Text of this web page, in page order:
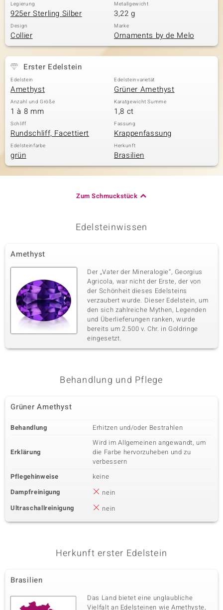
Legierung
925er Sterling Silber
Metallgewicht
3,22 g
Design
Collier
Marke
Ornaments by de Melo
Erster Edelstein
Edelstein
Amethyst
Edelsteinvarietät
Grüner Amethyst
Anzahl und Größe
1 à 8 mm
Karatgewicht Summe
1,8 ct
Schliff
Rundschliff, Facettiert
Fassung
Krappenfassung
Edelsteinfarbe
grün
Herkunft
Brasilien
Zum Schmuckstück
Edelsteinwissen
Amethyst
Der „Vater der Mineralogie“, Georgius
Agricola, war nicht der Erste, der von
der Schönheit dieses Edelsteins
verzaubert wurde. Dieser Edelstein, um
den sich zahlreiche Mythen, Legenden
und Überlieferungen ranken, wurde
bereits um 2.500 v. Chr. in Goldringe
eingesetzt.
Behandlung und Pflege
Grüner Amethyst
Behandlung Erhitzen und/oder Bestrahlen
Erklärung
Wird im Allgemeinen angewandt, um
die Farbe hervorzuheben und zu
verbessern
Pflegehinweise
keine
Dampfreinigung
nein
Ultraschallreinigung
nein
Herkunft erster Edelstein
Brasilien
Das Land bietet eine unglaubliche
Vielfalt an Edelsteinen wie Amethyste,